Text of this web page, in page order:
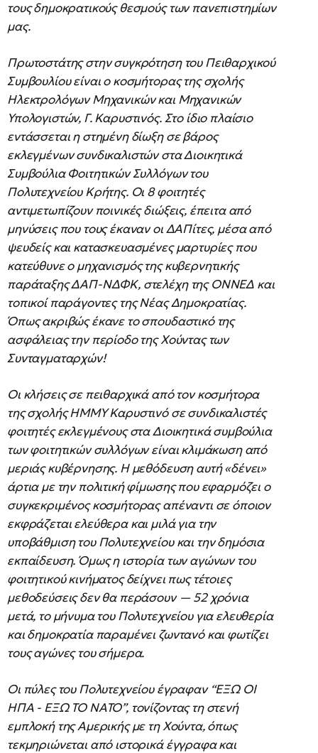
τους δημοκρατικούς θεσμούς των πανεπιστημίων
μας.
Πρωτοστάτης στην συγκρότηση του Πειθαρχικού
Συμβουλίου είναι ο κοσμήτορας της σχολής
Ηλεκτρολόγων Μηχανικών και Μηχανικών
Υπολογιστών, Γ. Καρυστινός. Στο ίδιο πλαίσιο
εντάσσεται η στημένη δίωξη σε βάρος
εκλεγμένων συνδικαλιστών στα Διοικητικά
Συμβούλια Φοιτητικών Συλλόγων του
Πολυτεχνείου Κρήτης. Οι 8 φοιτητές
αντιμετωπίζουν ποινικές διώξεις, έπειτα από
μηνύσεις που τους έκαναν οι ΔΑΠίτες, μέσα από
ψευδείς και κατασκευασμένες μαρτυρίες που
κατεύθυνε ο μηχανισμός της κυβερνητικής
παράταξης ΔΑΠ-ΝΔΦΚ, στελέχη της ΟΝΝΕΔ και
τοπικοί παράγοντες της Νέας Δημοκρατίας.
Όπως ακριβώς έκανε το σπουδαστικό της
ασφάλειας την περίοδο της Χούντας των
Συνταγματαρχών!
Οι κλήσεις σε πειθαρχικά από τον κοσμήτορα
της σχολής ΗΜΜΥ Καρυστινό σε συνδικαλιστές
φοιτητές εκλεγμένους στα Διοικητικά συμβούλια
των φοιτητικών συλλόγων είναι κλιμάκωση από
μεριάς κυβέρνησης. Η μεθόδευση αυτή «δένει»
άρτια με την πολιτική φίμωσης που εφαρμόζει ο
συγκεκριμένος κοσμήτορας απέναντι σε όποιον
εκφράζεται ελεύθερα και μιλά για την
υποβάθμιση του Πολυτεχνείου και την δημόσια
εκπαίδευση. Όμως η ιστορία των αγώνων του
φοιτητικού κινήματος δείχνει πως τέτοιες
μεθοδεύσεις δεν θα περάσουν — 52 χρόνια
μετά, το μήνυμα του Πολυτεχνείου για ελευθερία
και δημοκρατία παραμένει ζωντανό και φωτίζει
τους αγώνες του σήμερα.
Οι πύλες του Πολυτεχνείου έγραφαν “ΕΞΩ ΟΙ
ΗΠΑ - ΕΞΩ ΤΟ ΝΑΤΟ”, τονίζοντας τη στενή
εμπλοκή της Αμερικής με τη Χούντα, όπως
τεκμηριώνεται από ιστορικά έγγραφα και